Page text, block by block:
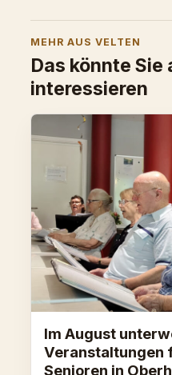
MEHR AUS VELTEN
Das könnte Sie
interessieren
Im August
Veranstaltungen
Senioren in